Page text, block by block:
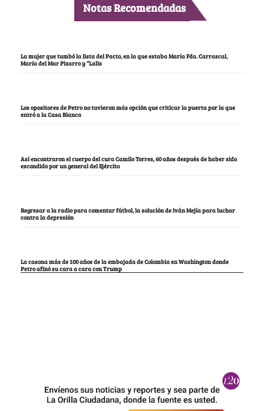
Notas Recomendadas
La mujer que tumbó la lista del Pacto, en la que estaba María Fda. Carrascal,
María del Mar Pizarro y “Lalis
Los opositores de Petro no tuvieron más opción que criticar la puerta por la que
entró a la Casa Blanca
Así encontraron el cuerpo del cura Camilo Torres, 60 años después de haber sido
escondido por un general del Ejército
Regresar a la radio para comentar fútbol, la solución de Iván Mejía para luchar
contra la depresión
La casona más de 100 años de la embajada de Colombia en Washington donde
Petro afinó su cara a cara con Trump